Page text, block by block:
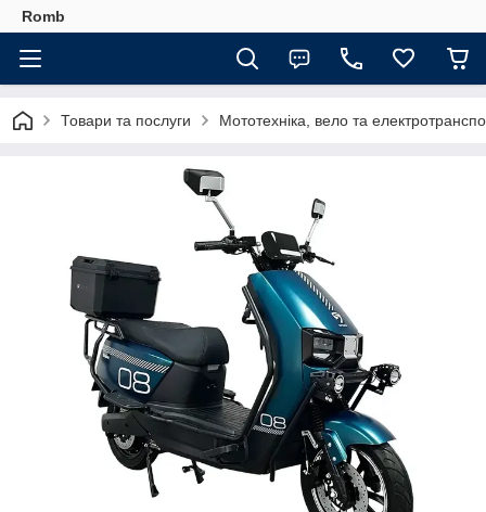
Romb
Товари та послуги Мототехніка, вело та